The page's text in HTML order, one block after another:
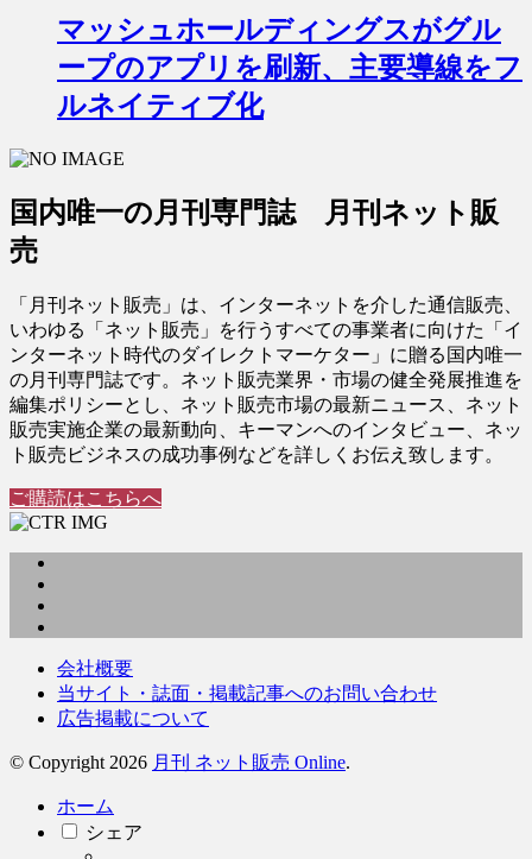
マッシュホールディングスがグル
ープのアプリを刷新、主要導線をフ
ルネイティブ化
国内唯一の月刊専門誌 月刊ネット販
売
「月刊ネット販売」は、インターネットを介した通信販売、
いわゆる「ネット販売」を行うすべての事業者に向けた「イ
ンターネット時代のダイレクトマーケター」に贈る国内唯一
の月刊専門誌です。ネット販売業界・市場の健全発展推進を
編集ポリシーとし、ネット販売市場の最新ニュース、ネット
販売実施企業の最新動向、キーマンへのインタビュー、ネッ
ト販売ビジネスの成功事例などを詳しくお伝え致します。
ご購読はこちらへ
会社概要
当サイト・誌面・掲載記事へのお問い合わせ
広告掲載について
© Copyright 2026 月刊 ネット販売 Online.
ホーム
シェア